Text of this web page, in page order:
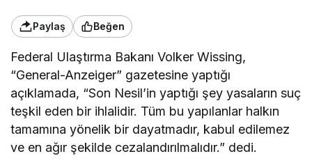
Paylaş Beğen
Federal Ulaştırma Bakanı Volker Wissing,
“General-Anzeiger” gazetesine yaptığı
açıklamada, “Son Nesil’in yaptığı şey yasaların suç
teşkil eden bir ihlalidir. Tüm bu yapılanlar halkın
tamamına yönelik bir dayatmadır, kabul edilemez
ve en ağır şekilde cezalandırılmalıdır.” dedi.